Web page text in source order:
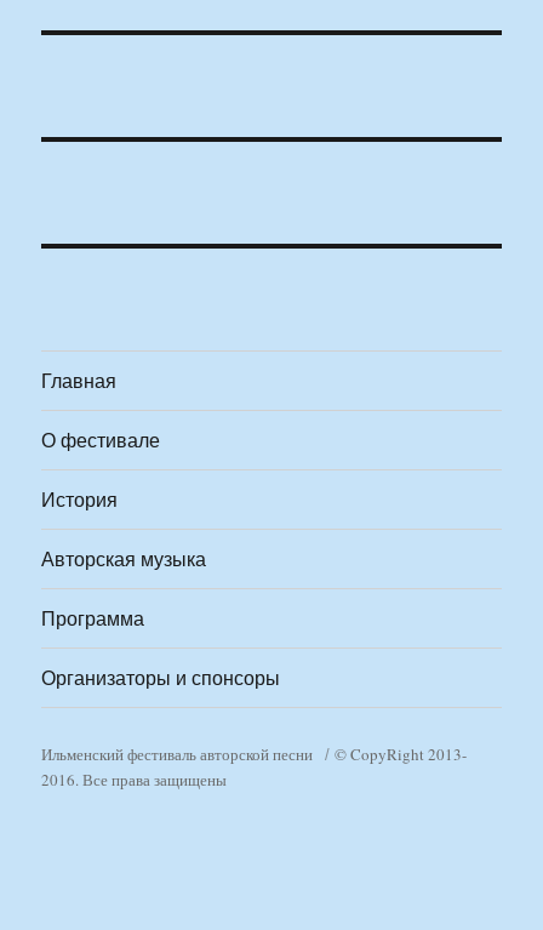
Главная
О фестивале
История
Авторская музыка
Программа
Организаторы и спонсоры
Ильменский фестиваль авторской песни
© CopyRight 2013-
2016. Все права защищены